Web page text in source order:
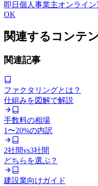
即日 個人事業主オンライ
OK
関連するコンテ
関連記事
ファクタリングとは？
仕組みを図解で解説
手数料の相場
1〜20%の内訳
2社間vs3社間
どちらを選ぶ？
建設業向けガイド